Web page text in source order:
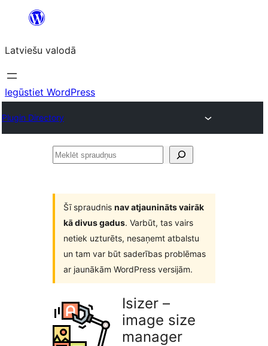
Pāriet
saturu
Latviešu valodā
Iegūstiet WordPress
Plugin Directory
Meklēt
Šī spraudnis nav atjaunināts vairāk
kā divus gadus. Varbūt, tas vairs
netiek uzturēts, nesaņemt atbalstu
un tam var būt saderības problēmas
ar jaunākām WordPress versijām.
Isizer –
image size
manager